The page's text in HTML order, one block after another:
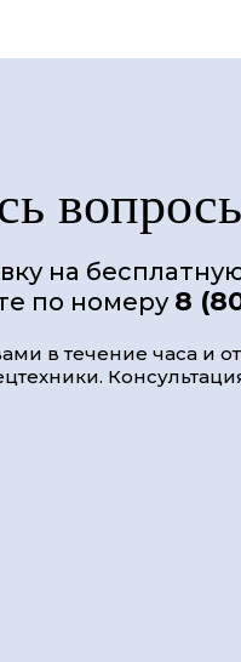
на
по номеру 8
в течение часа и